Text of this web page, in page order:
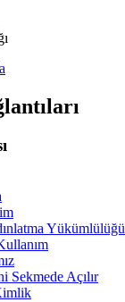
Yükümlülüğü
Sekmede Açılır